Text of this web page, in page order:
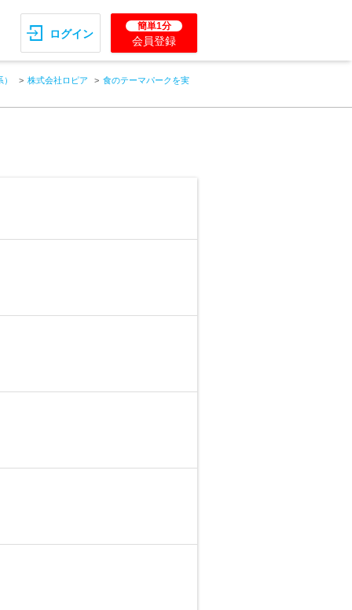
ログイン
簡単1分
会員登録
株式会社ロピア 食のテーマパークを実